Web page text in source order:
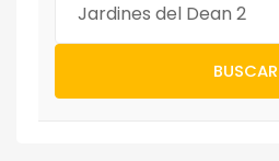
Jardines del Dean 2
BUSCAR